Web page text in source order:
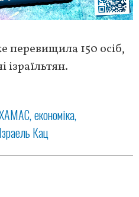
перевищила 150 осіб,
ізраїльтян.
економіка
Ізраель Кац